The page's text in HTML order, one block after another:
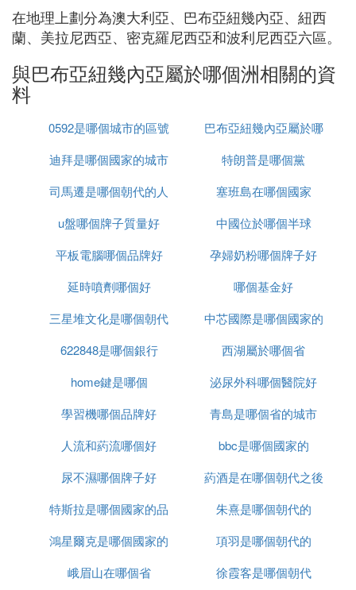
在地理上劃分為澳大利亞、巴布亞紐幾內亞、紐西
蘭、美拉尼西亞、密克羅尼西亞和波利尼西亞六區。
與巴布亞紐幾內亞屬於哪個洲相關的資
料
0592是哪個城市的區號
巴布亞紐幾內亞屬於哪
個洲
迪拜是哪個國家的城市
特朗普是哪個黨
司馬遷是哪個朝代的人
塞班島在哪個國家
u盤哪個牌子質量好
中國位於哪個半球
平板電腦哪個品牌好
孕婦奶粉哪個牌子好
延時噴劑哪個好
哪個基金好
三星堆文化是哪個朝代
中芯國際是哪個國家的
622848是哪個銀行
西湖屬於哪個省
home鍵是哪個
泌尿外科哪個醫院好
學習機哪個品牌好
青島是哪個省的城市
人流和葯流哪個好
bbc是哪個國家的
尿不濕哪個牌子好
葯酒是在哪個朝代之後
出現的
特斯拉是哪個國家的品
牌
朱熹是哪個朝代的
鴻星爾克是哪個國家的
品牌
項羽是哪個朝代的
峨眉山在哪個省
徐霞客是哪個朝代